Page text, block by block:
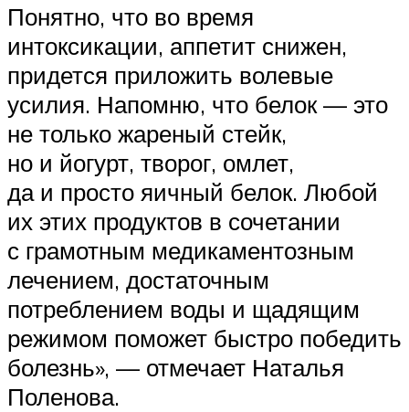
Понятно, что во время
интоксикации, аппетит снижен,
придется приложить волевые
усилия. Напомню, что белок — это
не только жареный стейк,
но и йогурт, творог, омлет,
да и просто яичный белок. Любой
их этих продуктов в сочетании
с грамотным медикаментозным
лечением, достаточным
потреблением воды и щадящим
режимом поможет быстро победить
болезнь», — отмечает Наталья
Поленова.